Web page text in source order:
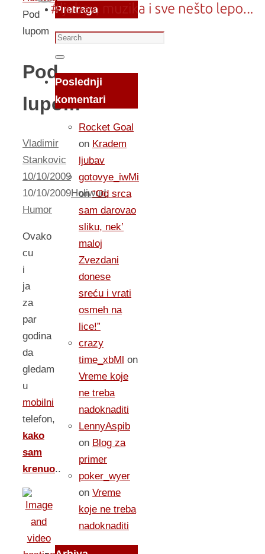
Pod
lupom
Pod
lupom
Vladimir
Stankovic
10/10/2009
10/10/2009Holiwud,
Humor
Ovako
cu
i
ja
za
par
godina
da
gledam
u
mobilni
telefon,
kako
sam
krenuo..
Pretraga
Search
for:
Search
Poslednji
komentari
Rocket Goal
on Kradem
ljubav
gotovye_iwMi
on“Od srca
sam darovao
sliku, nek’
maloj
Zvezdani
donese
sreću i vrati
osmeh na
lice!”
crazy
time_xbMl on
Vreme koje
ne treba
nadoknaditi
LennyAspib
on Blog za
primer
poker_wyer
on Vreme
koje ne treba
nadoknaditi